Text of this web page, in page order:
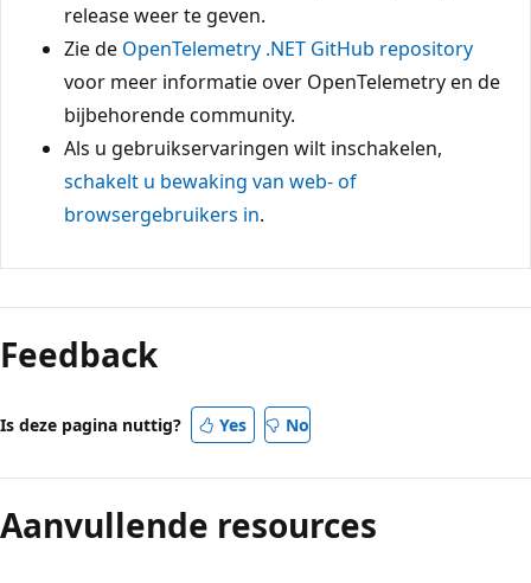
release weer te geven.
Zie de OpenTelemetry .NET GitHub repository
voor meer informatie over OpenTelemetry en de
bijbehorende community.
Als u gebruikservaringen wilt inschakelen,
schakelt u bewaking van web- of
browsergebruikers in.
Feedback
Is deze pagina nuttig? Yes No
Aanvullende resources